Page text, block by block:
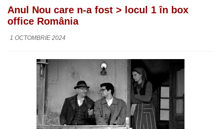
Anul Nou care n-a fost > locul 1 în box
office România
1 OCTOMBRIE 2024